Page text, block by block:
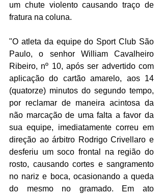
um chute violento causando traço de
fratura na coluna.
"O atleta da equipe do Sport Club São
Paulo, o senhor William Cavalheiro
Ribeiro, nº 10, após ser advertido com
aplicação do cartão amarelo, aos 14
(quatorze) minutos do segundo tempo,
por reclamar de maneira acintosa da
não marcação de uma falta a favor da
sua equipe, imediatamente correu em
direção ao árbitro Rodrigo Crivellaro e
desferiu um soco frontal na região do
rosto, causando cortes e sangramento
no nariz e boca, ocasionando a queda
do mesmo no gramado. Em ato